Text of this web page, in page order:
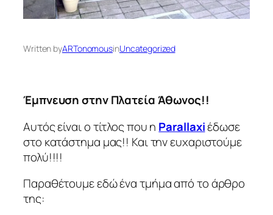
Written byARTonomousinUncategorized
Έμπνευση στην Πλατεία Άθωνος!!
Αυτός είναι ο τίτλος που η Parallaxiέδωσε
στο κατάστημα μας!! Και την ευχαριστούμε
πολύ!!!!
Παραθέτουμε εδώ ένα τμήμα από το άρθρο
της: